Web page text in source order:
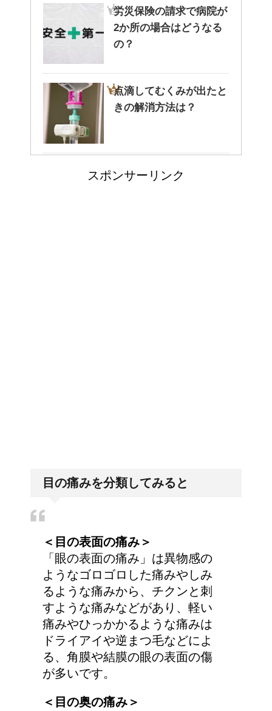
腹痛、しかも激痛・吐き気もあ
癒しを与えてくれるメダカ。そ
の産卵時期はいつ？
労災保険の請求で病院が
2か所の場合はどうなる
の？
点滴してむくみが出たと
きの解消方法は？
病院が領収書を発行して
車に子供を3人乗せる場
顔にできた脂肪の粒は何
者？原因と対策
手の関節にできた水泡、
考えられる病気は？
スポンサーリンク
目の痛みを分類してみると
＜目の表面の痛み＞
「眼の表面の痛み」は異物感の
ようなゴロゴロした痛みやしみ
るような痛みから、チクンと刺
すような痛みなどがあり、軽い
痛みやひっかかるような痛みは
ドライアイや逆まつ毛などによ
る、角膜や結膜の眼の表面の傷
が多いです。
＜目の奥の痛み＞